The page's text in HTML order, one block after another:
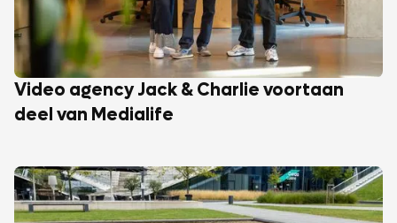
Video agency Jack & Charlie voortaan
deel van Medialife